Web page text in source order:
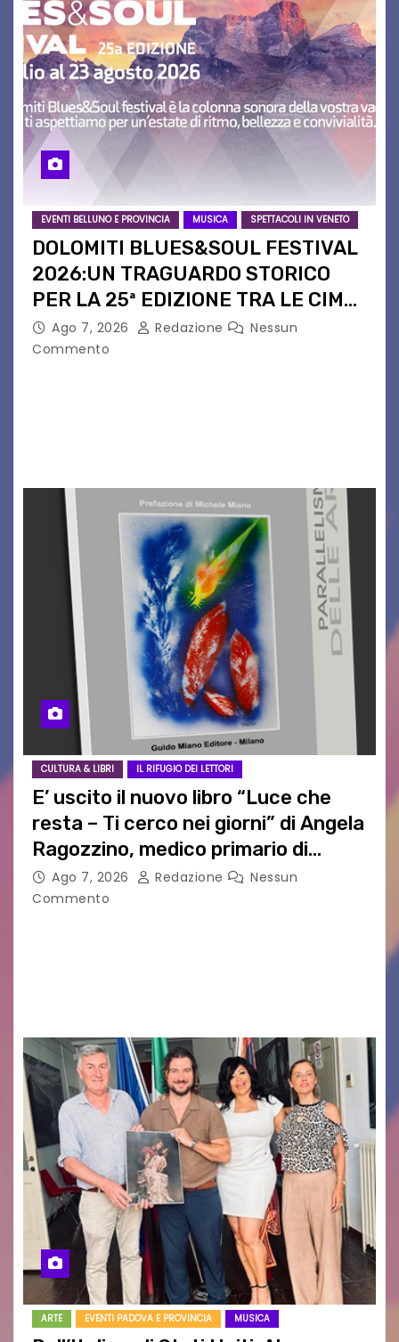
EVENTI BELLUNO E PROVINCIA MUSICA SPETTACOLI IN VENETO
DOLOMITI BLUES&SOUL FESTIVAL
2026:UN TRAGUARDO STORICO
PER LA 25ª EDIZIONE TRA LE CIME
PATRIMONIO UNESCO
Ago 7, 2026 Redazione
Nessun
Commento
CULTURA & LIBRI IL RIFUGIO DEI LETTORI
E’ uscito il nuovo libro “Luce che
resta – Ti cerco nei giorni” di Angela
Ragozzino, medico primario di
Capua
Ago 7, 2026 Redazione
Nessun
Commento
ARTE EVENTI PADOVA E PROVINCIA MUSICA